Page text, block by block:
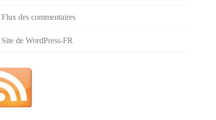
Flux des commentaires
Site de WordPress-FR